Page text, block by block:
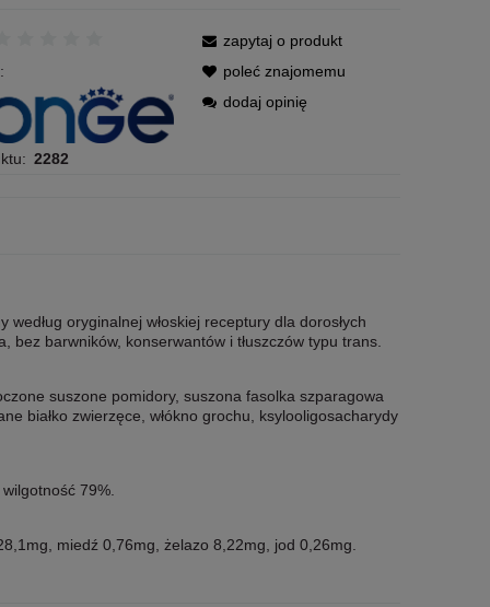
2282
zapytaj o produkt
poleć znajomemu
dodaj opinię
oryginalnej włoskiej receptury dla dorosłych
barwników, konserwantów i tłuszczów typu trans.
suszone pomidory, suszona fasolka szparagowa
białko zwierzęce, włókno grochu, ksylooligosacharydy
79%.
miedź 0,76mg, żelazo 8,22mg, jod 0,26mg.